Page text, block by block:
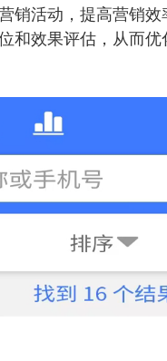
销活动，提高营销
和效果评估，从而优